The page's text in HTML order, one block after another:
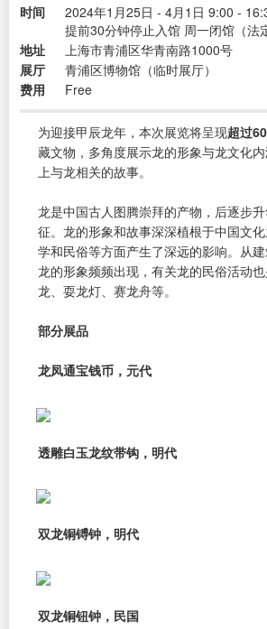
时间
2024年1月25日 - 4月1日 9:00 -
提前30分钟停止入馆 周一闭馆（法
地址
上海市青浦区华青南路1000号
展厅
青浦区博物馆（临时展厅）
费用
Free
为迎接甲辰龙年，本次展览将呈现超过
藏文物，多角度展示龙的形象与龙文化
上与龙相关的故事。
龙是中国古人图腾崇拜的产物，后逐步
征。龙的形象和故事深深植根于中国文
学和民俗等方面产生了深远的影响。从建
龙的形象频频出现，有关龙的民俗活动
龙、耍龙灯、赛龙舟等。
部分展品
龙凤通宝钱币，元代
透雕白玉龙纹带钩，明代
双龙铜镈钟，明代
双龙铜钮钟，民国